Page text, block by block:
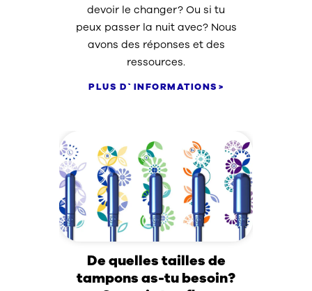
devoir le changer? Ou si tu
peux passer la nuit avec? Nous
avons des réponses et des
ressources.
PLUS D`INFORMATIONS
De quelles tailles de
tampons as-tu besoin?